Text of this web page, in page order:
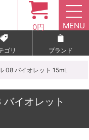
0円 MENU
ゴリ ブランド
08 バイオレット 15mL
イオレット